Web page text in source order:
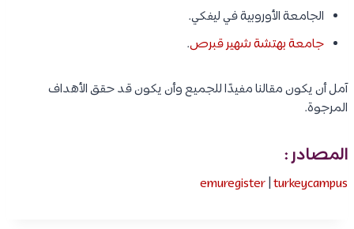
الجامعة الأوروبية في ليفكي.
جامعة بهتشة شهير قبرص.
آمل أن يكون مقالنا مفيدًا للجميع وأن يكون قد حقق الأهداف
المرجوة.
المصادر :
emuregister|turkeycampus